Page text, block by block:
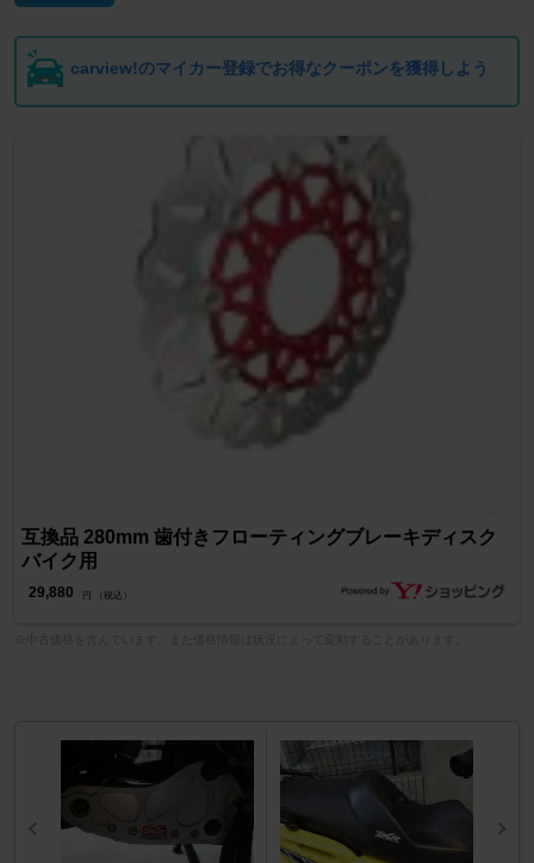
carview!のマイカー登録でお得なクーポンを獲得しよう
互換品 280mm 歯付きフローティングブレーキディスク
バイク用
29,880 円 （税込）